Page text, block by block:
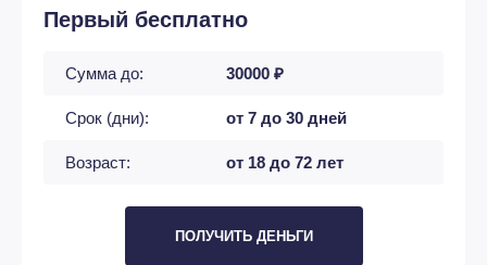
Первый бесплатно
Сумма до: 30000 ₽
Срок (дни): от 7 до 30 дней
Возраст: от 18 до 72 лет
ПОЛУЧИТЬ ДЕНЬГИ